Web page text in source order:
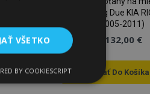
Tuning Due KIA
(2005-2011)
132,00 €
Pridať Do Košíka
VŠETKO
Funkcie
BY COOKIESCRIPT